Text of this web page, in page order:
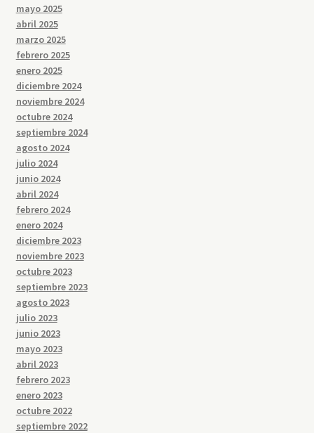
mayo 2025
abril 2025
marzo 2025
febrero 2025
enero 2025
diciembre 2024
noviembre 2024
octubre 2024
septiembre 2024
agosto 2024
julio 2024
junio 2024
abril 2024
febrero 2024
enero 2024
diciembre 2023
noviembre 2023
octubre 2023
septiembre 2023
agosto 2023
julio 2023
junio 2023
mayo 2023
abril 2023
febrero 2023
enero 2023
octubre 2022
septiembre 2022